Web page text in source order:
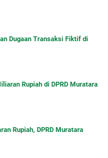
Dugaan Transaksi Fiktif di
Rupiah di DPRD Muratara
Rupiah, DPRD Muratara